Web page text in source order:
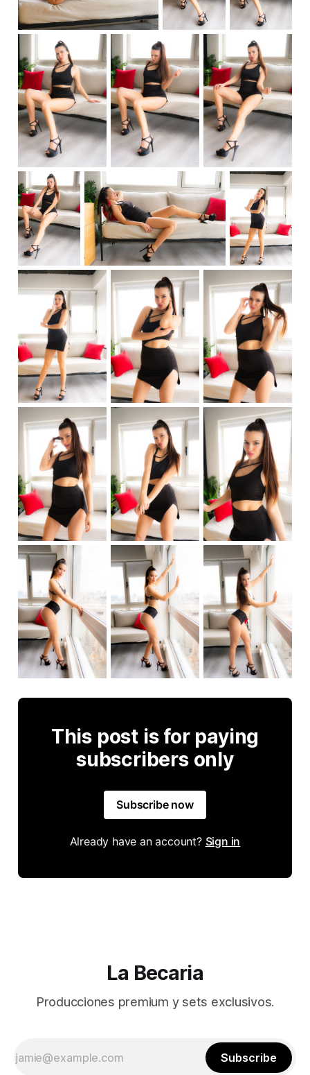
This post is for paying
subscribers only
Subscribe now
Already have an account? Sign in
La Becaria
Producciones premium y sets exclusivos.
Subscribe